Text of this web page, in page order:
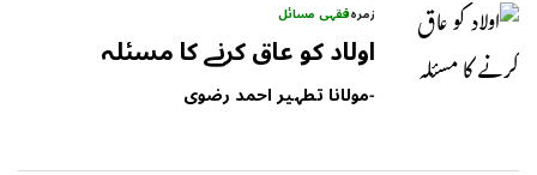
زمرہفقہی مسائل
اولاد کو عاق کرنے کا مسئلہ
-مولانا تطہیر احمد رضوی